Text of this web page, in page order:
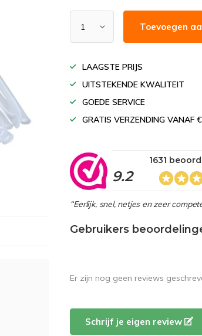
Toevoegen
LAAGSTE PRIJS
UITSTEKENDE KWALITEIT
GOEDE SERVICE
GRATIS VERZENDING VANAF
9.2
1631
“Eerlijk, snel, netjes en zeer
Gebruikers
Er zijn nog geen reviews
Schrijf je eigen review